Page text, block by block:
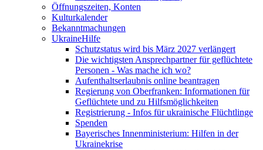
Öffnungszeiten, Konten
Kulturkalender
Bekanntmachungen
UkraineHilfe
Schutzstatus wird bis März 2027 verlängert
Die wichtigsten Ansprechpartner für geflüchtete
Personen - Was mache ich wo?
Aufenthaltserlaubnis online beantragen
Regierung von Oberfranken: Informationen für
Geflüchtete und zu Hilfsmöglichkeiten
Registrierung - Infos für ukrainische Flüchtlinge
Spenden
Bayerisches Innenministerium: Hilfen in der
Ukrainekrise